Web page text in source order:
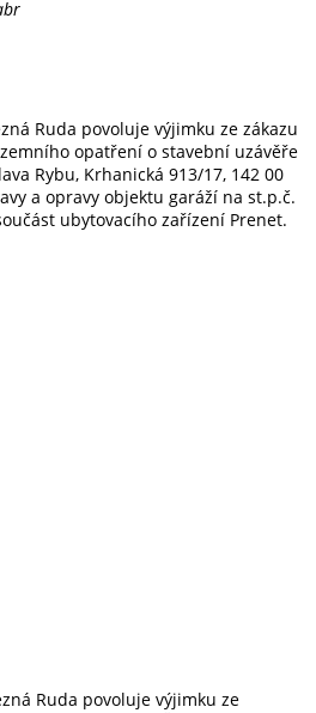
Ruda povoluje výjimku ze zákazu
opatření o stavební uzávěře
Rybu, Krhanická 913/17, 142 00
a opravy objektu garáží na st.p.č.
ubytovacího zařízení Prenet.
Ruda povoluje výjimku ze